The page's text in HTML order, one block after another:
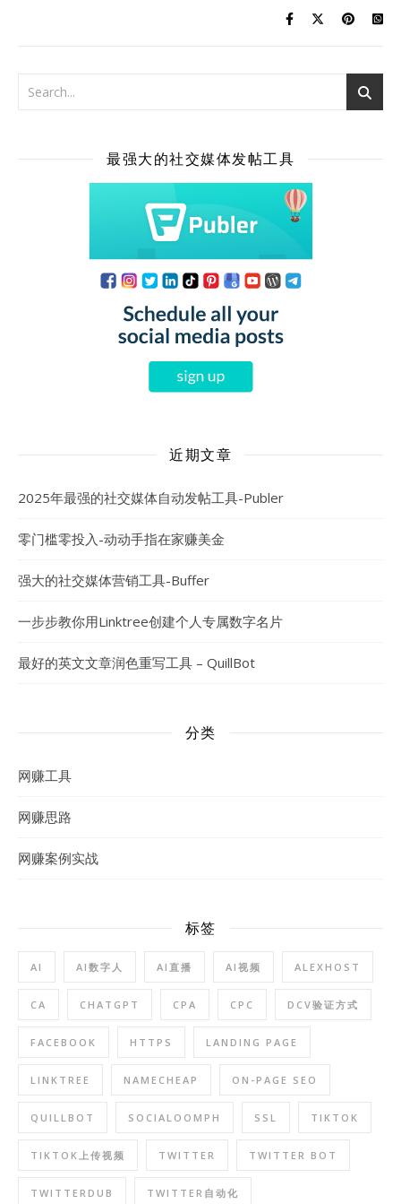
最强大的社交媒体发帖工具
近期文章
2025年最强的社交媒体自动发帖工具-Publer
零门槛零投入-动动手指在家赚美金
强大的社交媒体营销工具-Buffer
一步步教你用Linktree创建个人专属数字名片
最好的英文文章润色重写工具 – QuillBot
分类
网赚工具
网赚思路
网赚案例实战
标签
AI AI数字人 AI直播 AI视频 ALEXHOST
CA CHATGPT CPA CPC DCV验证方式
FACEBOOK HTTPS LANDING PAGE
LINKTREE NAMECHEAP ON-PAGE SEO
QUILLBOT SOCIALOOMPH SSL TIKTOK
TIKTOK上传视频 TWITTER TWITTER BOT
TWITTERDUB TWITTER自动化